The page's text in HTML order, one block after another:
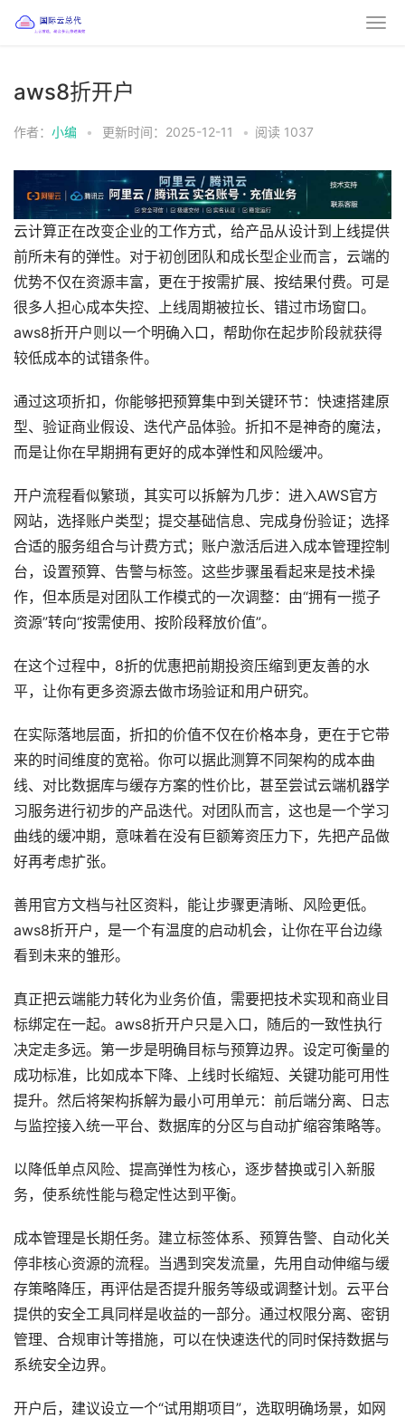
aws8折开户
作者： 小编 • 更新时间：2025-12-11 • 阅读 1037
云计算正在改变企业的工作方式，给产品从设计到上线提供
前所未有的弹性。对于初创团队和成长型企业而言，云端的
优势不仅在资源丰富，更在于按需扩展、按结果付费。可是
很多人担心成本失控、上线周期被拉长、错过市场窗口。
aws8折开户则以一个明确入口，帮助你在起步阶段就获得
较低成本的试错条件。
通过这项折扣，你能够把预算集中到关键环节：快速搭建原
型、验证商业假设、迭代产品体验。折扣不是神奇的魔法，
而是让你在早期拥有更好的成本弹性和风险缓冲。
开户流程看似繁琐，其实可以拆解为几步：进入AWS官方
网站，选择账户类型；提交基础信息、完成身份验证；选择
合适的服务组合与计费方式；账户激活后进入成本管理控制
台，设置预算、告警与标签。这些步骤虽看起来是技术操
作，但本质是对团队工作模式的一次调整：由“拥有一揽子
资源”转向“按需使用、按阶段释放价值”。
在这个过程中，8折的优惠把前期投资压缩到更友善的水
平，让你有更多资源去做市场验证和用户研究。
在实际落地层面，折扣的价值不仅在价格本身，更在于它带
来的时间维度的宽裕。你可以据此测算不同架构的成本曲
线、对比数据库与缓存方案的性价比，甚至尝试云端机器学
习服务进行初步的产品迭代。对团队而言，这也是一个学习
曲线的缓冲期，意味着在没有巨额筹资压力下，先把产品做
好再考虑扩张。
善用官方文档与社区资料，能让步骤更清晰、风险更低。
aws8折开户，是一个有温度的启动机会，让你在平台边缘
看到未来的雏形。
真正把云端能力转化为业务价值，需要把技术实现和商业目
标绑定在一起。aws8折开户只是入口，随后的一致性执行
决定走多远。第一步是明确目标与预算边界。设定可衡量的
成功标准，比如成本下降、上线时长缩短、关键功能可用性
提升。然后将架构拆解为最小可用单元：前后端分离、日志
与监控接入统一平台、数据库的分区与自动扩缩容策略等。
以降低单点风险、提高弹性为核心，逐步替换或引入新服
务，使系统性能与稳定性达到平衡。
成本管理是长期任务。建立标签体系、预算告警、自动化关
停非核心资源的流程。当遇到突发流量，先用自动伸缩与缓
存策略降压，再评估是否提升服务等级或调整计划。云平台
提供的安全工具同样是收益的一部分。通过权限分离、密钥
管理、合规审计等措施，可以在快速迭代的同时保持数据与
系统安全边界。
开户后，建议设立一个“试用期项目”，选取明确场景，如网